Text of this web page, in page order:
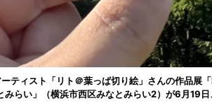
ーティスト「リト＠葉っぱ切り絵」さんの作品
らい」（横浜市西区みなとみらい2）が6月19日